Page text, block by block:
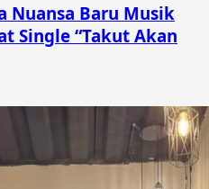
Nuansa Baru Musik
Single “Takut Akan